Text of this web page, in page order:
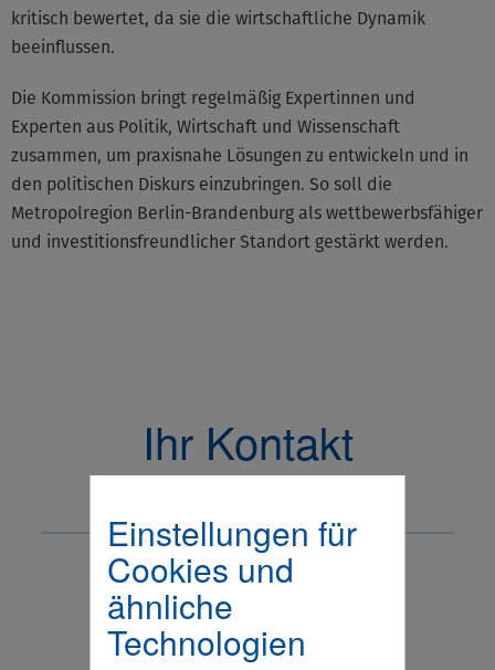
Einstellungen für
Cookies und
ähnliche
Technologien
kritisch bewertet, da sie die wirtschaftliche Dynamik
beeinflussen.
Die Kommission bringt regelmäßig Expertinnen und
Experten aus Politik, Wirtschaft und Wissenschaft
zusammen, um praxisnahe Lösungen zu entwickeln und in
den politischen Diskurs einzubringen. So soll die
Metropolregion Berlin-Brandenburg als wettbewerbsfähiger
und investitionsfreundlicher Standort gestärkt werden.
Ihr Kontakt